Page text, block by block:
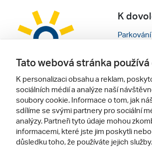
K
Inspirace
Doporučujeme
Recenze hotelů
Pro vás
Obchodní
Tato webová stránka
K personalizaci obsahu a reklam,
sociálních médií a analýze naší
soubory cookie. Informace o tom, jak
sdílíme se svými partnery pro sociální
analýzy. Partneři tyto údaje mohou
informacemi, které jste jim poskytli
důsledku toho, že používáte jejich služby.